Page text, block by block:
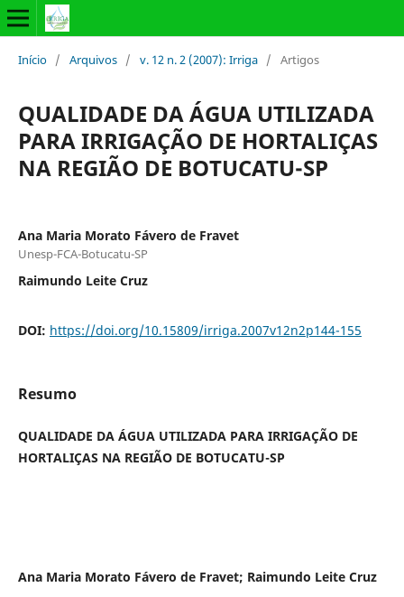
Início / Arquivos / v. 12 n. 2 (2007): Irriga / Artigos
QUALIDADE DA ÁGUA UTILIZADA
PARA IRRIGAÇÃO DE HORTALIÇAS
NA REGIÃO DE BOTUCATU-SP
Ana Maria Morato Fávero de Fravet
Unesp-FCA-Botucatu-SP
Raimundo Leite Cruz
DOI: https://doi.org/10.15809/irriga.2007v12n2p144-155
Resumo
QUALIDADE DA ÁGUA UTILIZADA PARA IRRIGAÇÃO DE
HORTALIÇAS NA REGIÃO DE BOTUCATU-SP
Ana Maria Morato Fávero de Fravet; Raimundo Leite Cruz